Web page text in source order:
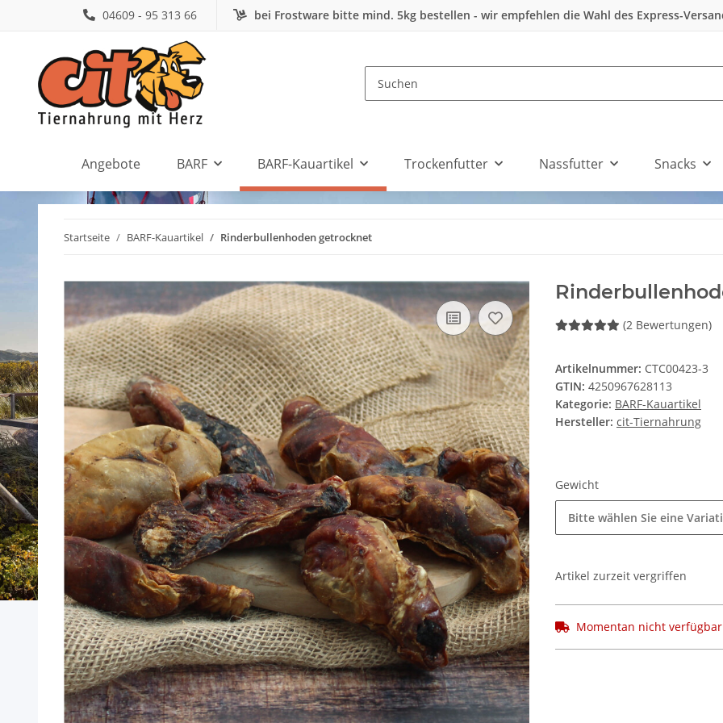
04609 - 95 313 66 bei Frostware bitte mind. 5kg bestellen - wir empfehlen die Wahl des Express-
Angebote BARF BARF-Kauartikel Trockenfutter Nassfutter Snacks
Startseite BARF-Kauartikel Rinderbullenhoden getrocknet
(2 Bewertungen)
Artikelnummer: CTC00423-3
GTIN: 4250967628113
Kategorie: BARF-Kauartikel
Hersteller: cit-Tiernahrung
Gewicht
Bitte wählen Sie eine
Artikel zurzeit vergriffen
Momentan nicht verfügbar